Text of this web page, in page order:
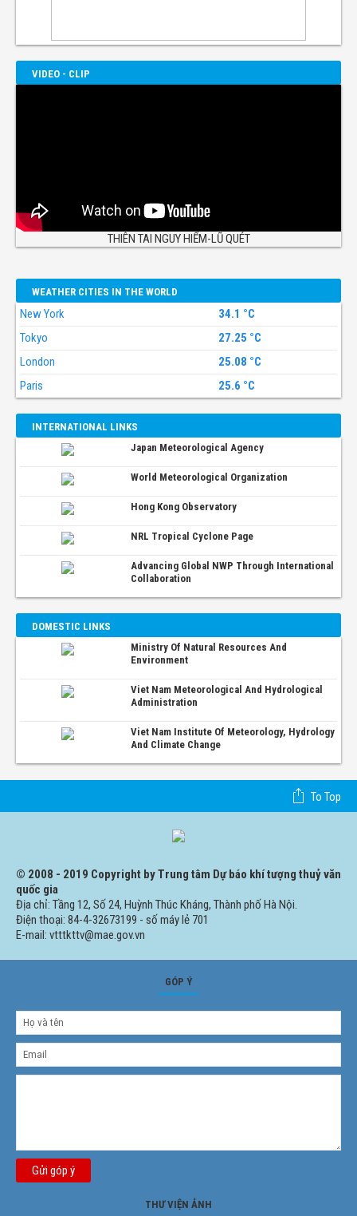
VIDEO - CLIP
THIÊN TAI NGUY HIỂM-LŨ QUÉT
WEATHER CITIES IN THE WORLD
New York
34.1 °C
Tokyo
27.25 °C
London
25.08 °C
Paris
25.6 °C
INTERNATIONAL LINKS
Japan Meteorological Agency
World Meteorological Organization
Hong Kong Observatory
NRL Tropical Cyclone Page
Advancing Global NWP Through International
Collaboration
DOMESTIC LINKS
Ministry Of Natural Resources And
Environment
Viet Nam Meteorological And Hydrological
Administration
Viet Nam Institute Of Meteorology, Hydrology
And Climate Change
To Top
© 2008 - 2019 Copyright by Trung tâm Dự báo khí tượng thuỷ văn
quốc gia
Địa chỉ: Tầng 12, Số 24, Huỳnh Thúc Kháng, Thành phố Hà Nội.
Điện thoại: 84-4-32673199 - số máy lẻ 701
E-mail: vtttkttv@mae.gov.vn
GÓP Ý
Gửi góp ý
THƯ VIỆN ẢNH